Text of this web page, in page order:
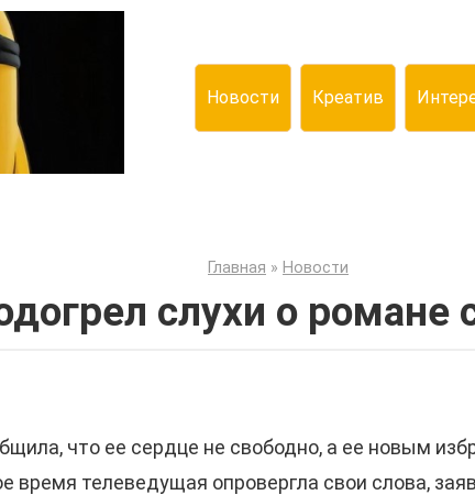
Новости Креатив
Главная » Новости
слухи о романе
что ее сердце не свободно, а ее новым
время телеведущая опровергла свои слова,